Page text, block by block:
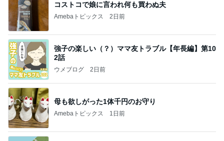
コストコで娘に言われ何も買わぬ夫
Amebaトピックス 2日前
強子の楽しい（？）ママ友トラブル【年長編】第10
2話
ウメブログ 2日前
母も欲しがった1体千円のお守り
Amebaトピックス 1日前